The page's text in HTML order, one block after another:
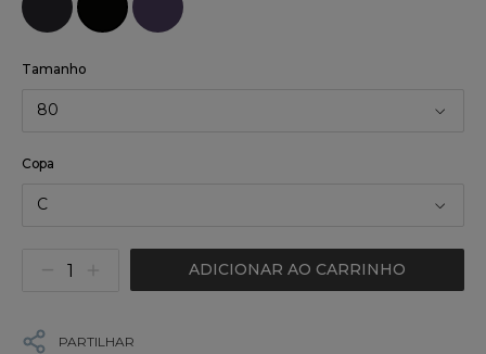
Tamanho
80
Copa
C
ADICIONAR AO CARRINHO
PARTILHAR